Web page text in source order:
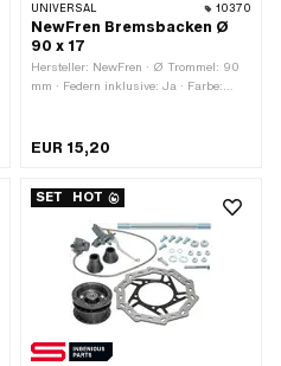
UNIVERSAL 10370
NewFren Bremsbacken Ø
90 x 17
Hersteller: NewFren · Ø Trommel: 90
mm · Federn inklusive: Ja · Farbe:
Anzahl Federn: 1 Stk. ·
Anwendungsbereich: Standard
EUR 15,20
SET HOT